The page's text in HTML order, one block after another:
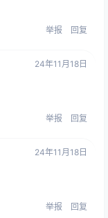
举报 回复
24年11月18日
举报 回复
24年11月18日
举报 回复